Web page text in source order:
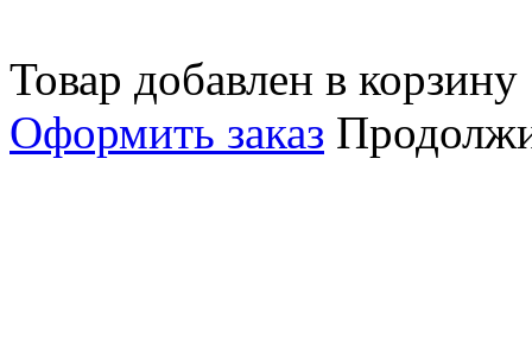
Товар добавлен в корзину
Оформить заказ